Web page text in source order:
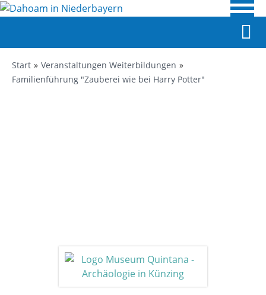
Start
Veranstaltungen Weiterbildungen
Familienführung "Zauberei wie bei Harry Potter"